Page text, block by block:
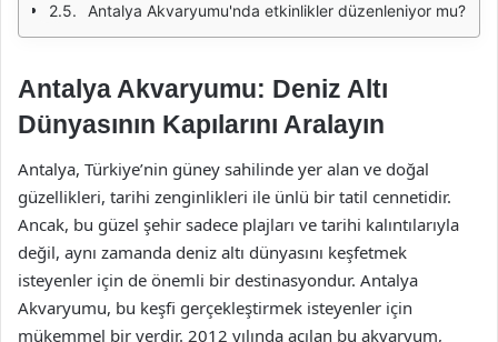
Antalya Akvaryumu'nda etkinlikler düzenleniyor mu?
Antalya Akvaryumu: Deniz Altı
Dünyasının Kapılarını Aralayın
Antalya, Türkiye’nin güney sahilinde yer alan ve doğal
güzellikleri, tarihi zenginlikleri ile ünlü bir tatil cennetidir.
Ancak, bu güzel şehir sadece plajları ve tarihi kalıntılarıyla
değil, aynı zamanda deniz altı dünyasını keşfetmek
isteyenler için de önemli bir destinasyondur. Antalya
Akvaryumu, bu keşfi gerçekleştirmek isteyenler için
mükemmel bir yerdir. 2012 yılında açılan bu akvaryum,